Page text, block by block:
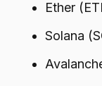
Ether
Solana